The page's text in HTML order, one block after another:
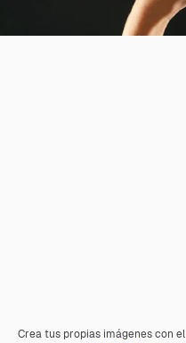
Crea tus propias imágenes con el